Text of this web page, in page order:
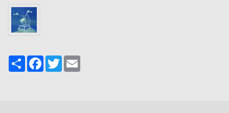
ShareFacebook
Twitter